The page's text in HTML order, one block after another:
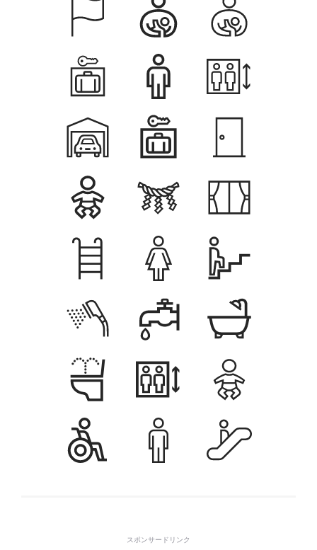
スポンサードリンク